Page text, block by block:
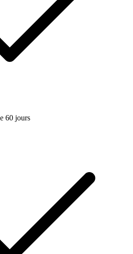
60 jours